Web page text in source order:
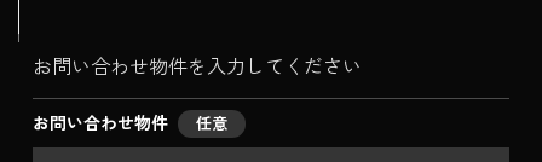
お問い合わせ物件を入力してください
お問い合わせ物件 任意